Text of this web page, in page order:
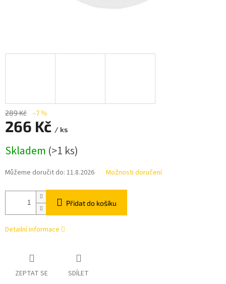
289 Kč –7 %
266 Kč / ks
cena:
Skladem (>1 ks)
Můžeme doručit do: 11.8.2026 Možnosti doručení
Přidat do košíku
Detailní informace
ZEPTAT SE SDÍLET